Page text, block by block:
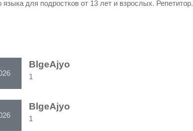
языка для подростков от 13 лет и взрослых. Репетитор.
BlgeAjyo
1
BlgeAjyo
1